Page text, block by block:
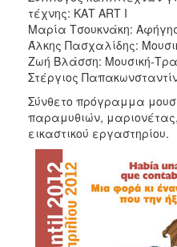
ΔΗΜΟΤΗΣ
ΕΠΙΣΚΕΠΤΗΣ
ΗΡΑΚΛΕΙΟ
τέχνης: ΚΑΤ ART Ι
Μαρία Τσουκνάκη:
Άλκης Πασχαλίδης:
Ζωή Βλάσση: Μουσική-
Στέργιος
Σύνθετο πρόγραμμα
παραμυθιών, μαριονέτας,
εικαστικού εργαστηρίου.